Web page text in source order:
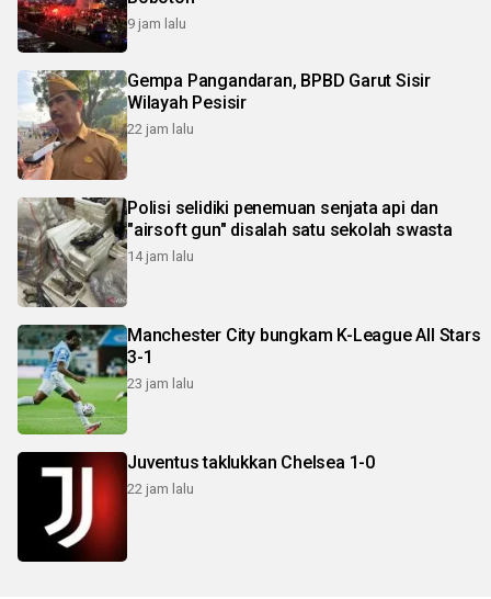
9 jam lalu
Gempa Pangandaran, BPBD Garut Sisir
Wilayah Pesisir
22 jam lalu
Polisi selidiki penemuan senjata api dan
"airsoft gun" disalah satu sekolah swasta
14 jam lalu
Manchester City bungkam K-League All Stars
3-1
23 jam lalu
Juventus taklukkan Chelsea 1-0
22 jam lalu